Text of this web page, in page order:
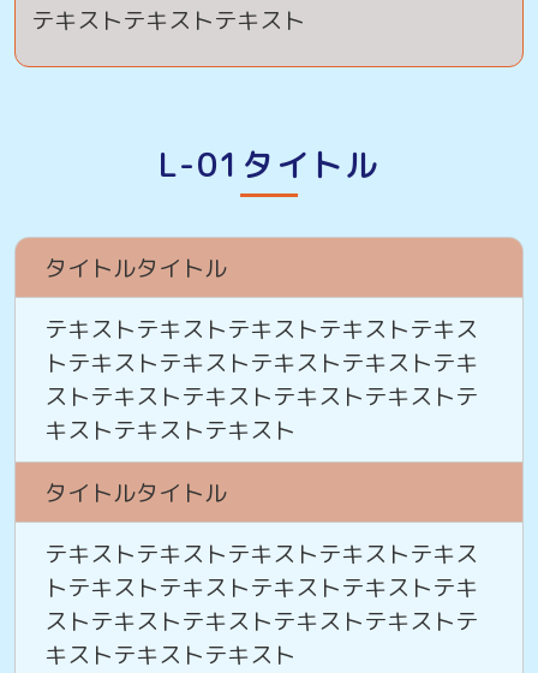
テキストテキストテキスト
L-01タイトル
タイトルタイトル
テキストテキストテキストテキストテキス
トテキストテキストテキストテキストテキ
ストテキストテキストテキストテキストテ
キストテキストテキスト
タイトルタイトル
テキストテキストテキストテキストテキス
トテキストテキストテキストテキストテキ
ストテキストテキストテキストテキストテ
キストテキストテキスト